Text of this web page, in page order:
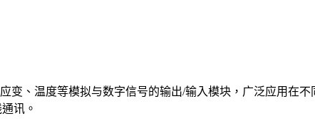
变、温度等模拟与数字信号的输出/输入模块，广泛应用在
讯。